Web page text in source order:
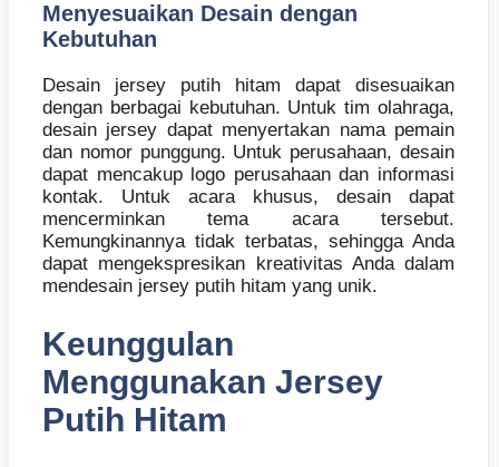
Menyesuaikan Desain dengan
Kebutuhan
Desain jersey putih hitam dapat disesuaikan
dengan berbagai kebutuhan. Untuk tim olahraga,
desain jersey dapat menyertakan nama pemain
dan nomor punggung. Untuk perusahaan, desain
dapat mencakup logo perusahaan dan informasi
kontak. Untuk acara khusus, desain dapat
mencerminkan tema acara tersebut.
Kemungkinannya tidak terbatas, sehingga Anda
dapat mengekspresikan kreativitas Anda dalam
mendesain jersey putih hitam yang unik.
Keunggulan
Menggunakan Jersey
Putih Hitam